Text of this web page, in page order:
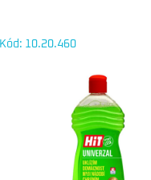
Kód: 10.20.460